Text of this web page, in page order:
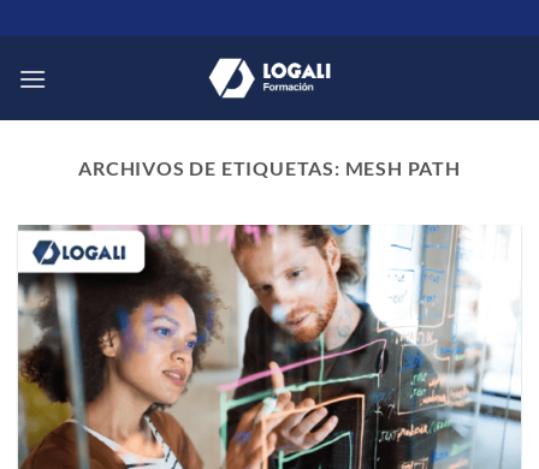
al
contenido
ARCHIVOS DE ETIQUETAS: MESH PATH